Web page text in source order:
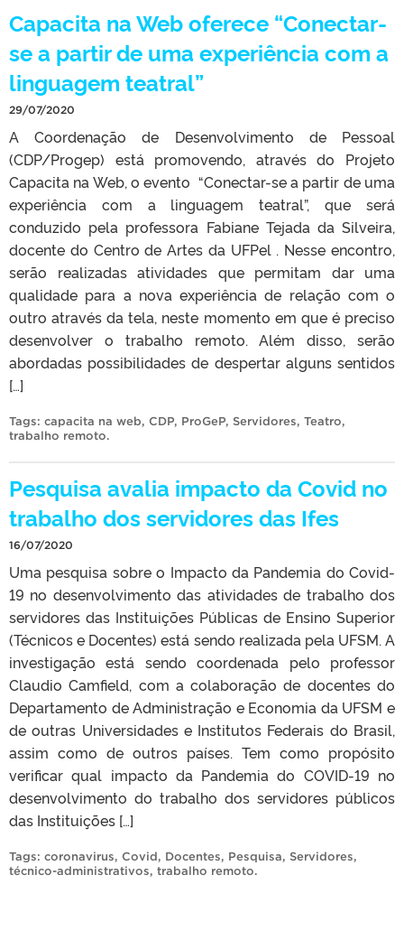
Capacita na Web oferece “Conectar-
se a partir de uma experiência com a
linguagem teatral”
29/07/2020
A Coordenação de Desenvolvimento de Pessoal
(CDP/Progep) está promovendo, através do Projeto
Capacita na Web, o evento “Conectar-se a partir de uma
experiência com a linguagem teatral”, que será
conduzido pela professora Fabiane Tejada da Silveira,
docente do Centro de Artes da UFPel . Nesse encontro,
serão realizadas atividades que permitam dar uma
qualidade para a nova experiência de relação com o
outro através da tela, neste momento em que é preciso
desenvolver o trabalho remoto. Além disso, serão
abordadas possibilidades de despertar alguns sentidos
[…]
Tags: capacita na web, CDP, ProGeP, Servidores, Teatro,
trabalho remoto.
Pesquisa avalia impacto da Covid no
trabalho dos servidores das Ifes
16/07/2020
Uma pesquisa sobre o Impacto da Pandemia do Covid-
19 no desenvolvimento das atividades de trabalho dos
servidores das Instituições Públicas de Ensino Superior
(Técnicos e Docentes) está sendo realizada pela UFSM. A
investigação está sendo coordenada pelo professor
Claudio Camfield, com a colaboração de docentes do
Departamento de Administração e Economia da UFSM e
de outras Universidades e Institutos Federais do Brasil,
assim como de outros países. Tem como propósito
verificar qual impacto da Pandemia do COVID-19 no
desenvolvimento do trabalho dos servidores públicos
das Instituições […]
Tags: coronavirus, Covid, Docentes, Pesquisa, Servidores,
técnico-administrativos, trabalho remoto.